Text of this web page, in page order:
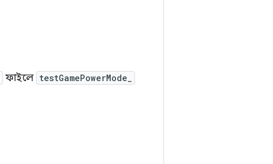
ফাইলে testGamePowerMode_